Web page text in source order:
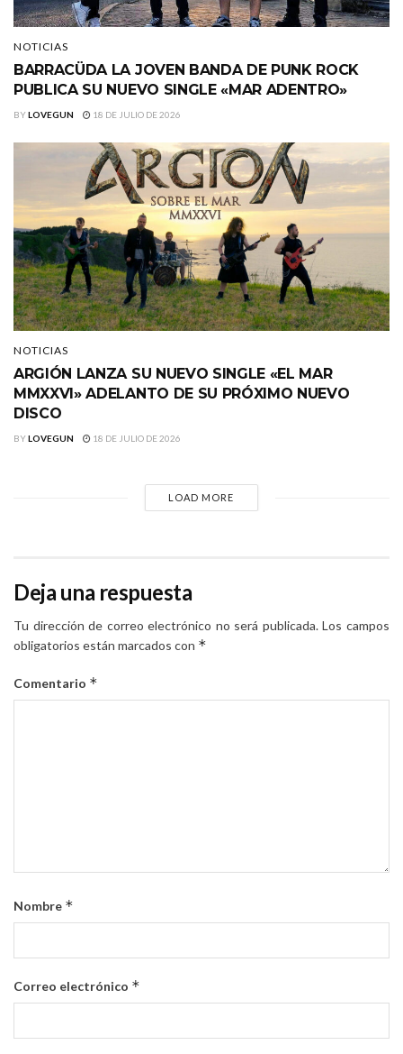
NOTICIAS
BARRACÜDA LA JOVEN BANDA DE PUNK ROCK
PUBLICA SU NUEVO SINGLE «MAR ADENTRO»
BYLOVEGUN 18 DE JULIO DE 2026
NOTICIAS
ARGIÓN LANZA SU NUEVO SINGLE «EL MAR
MMXXVI» ADELANTO DE SU PRÓXIMO NUEVO
DISCO
BYLOVEGUN 18 DE JULIO DE 2026
LOAD MORE
Deja una respuesta
Tu dirección de correo electrónico no será publicada. Los campos
obligatorios están marcados con *
Comentario *
Nombre *
Correo electrónico *